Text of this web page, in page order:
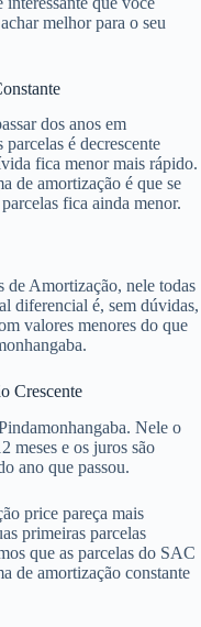
melhor para o seu
dos anos em
é decrescente
fica menor mais rápido.
de amortização é que se
fica ainda menor.
de Amortização, nele todas
diferencial é, sem dúvidas,
valores menores do que
Crescente
Nele o
meses e os juros são
ano que passou.
price pareça mais
primeiras parcelas
que as parcelas do SAC
de amortização constante